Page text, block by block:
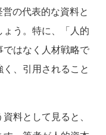
の代表的な資料と
う。特に、「人的
はなく人材戦略で
、引用されること
料として見ると、